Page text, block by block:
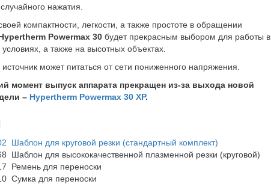
нажатия.
компактности, легкости, а также простоте в обращении
Powermax 30 будет прекрасным выбором для работы в
а также на высотных объектах.
может питаться от сети пониженного напряжения.
момент выпуск аппарата прекращен из-за выхода новой
– Hypertherm Powermax 30 XP.
Шаблон для круговой резки (стандартный комплект)
Шаблон для высококачественной плазменной резки (круговой)
Ремень для переноски
Сумка для переноски